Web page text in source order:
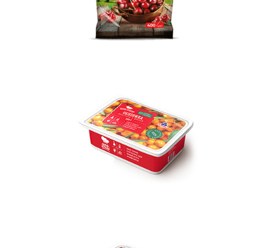
ЗАКАЗАТЬ ПРОДУКЦИЮ «РУДЬ»:
0412 48 28 17
0412 42 29 23